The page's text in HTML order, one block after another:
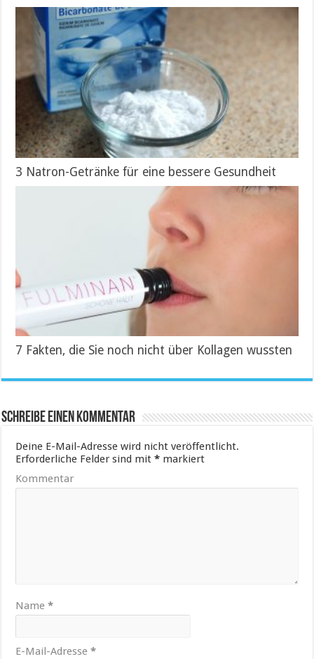
3 Natron-Getränke für eine bessere Gesundheit
7 Fakten, die Sie noch nicht über Kollagen wussten
Schreibe einen Kommentar
Deine E-Mail-Adresse wird nicht veröffentlicht.
Erforderliche Felder sind mit* markiert
Kommentar
Name*
E-Mail-Adresse*